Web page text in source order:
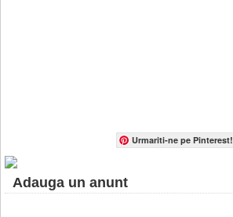
Urmariti-ne pe Pinterest!
Adauga un anunt